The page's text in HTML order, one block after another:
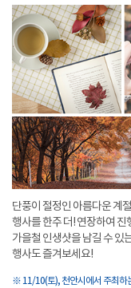
단풍이 절정인 아름다운 계
행사를 한주 더! 연장하여 진
가을철 인생샷을 남길 수 있
행사도 즐겨보세요!
※ 11/10(토), 천안시에서 주최하